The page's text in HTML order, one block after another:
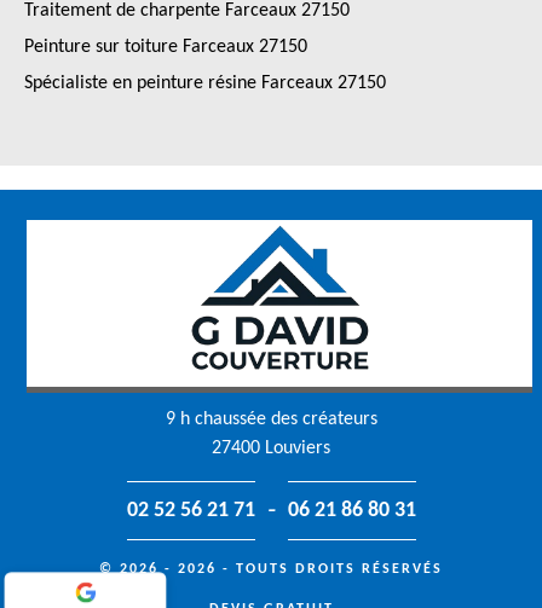
Traitement de charpente Farceaux 27150
Peinture sur toiture Farceaux 27150
Spécialiste en peinture résine Farceaux 27150
9 h chaussée des créateurs
27400 Louviers
02 52 56 21 71 - 06 21 86 80 31
© 2026 - 2026 - TOUTS DROITS RÉSERVÉS